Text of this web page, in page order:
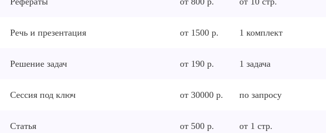
Речь и презентация от 1500 р. 1 комплект
Решение задач от 190 р. 1 задача
Сессия под ключ от 30000 р. по запросу
Статья от 500 р. от 1 стр.